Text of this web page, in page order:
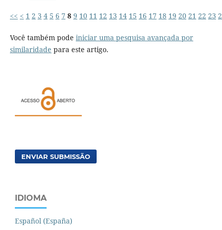
<< < 1 2 3 4 5 6 7 8 9 10 11 12 13 14 15 16 17 18 19 20 21 22 23
Você também pode iniciar uma pesquisa avançada por
similaridade para este artigo.
ENVIAR SUBMISSÃO
IDIOMA
Español (España)